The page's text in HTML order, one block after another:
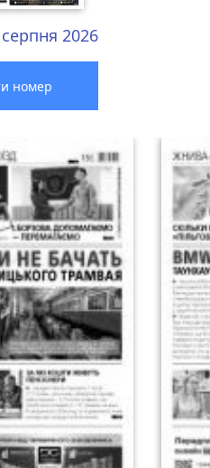
2026
номер